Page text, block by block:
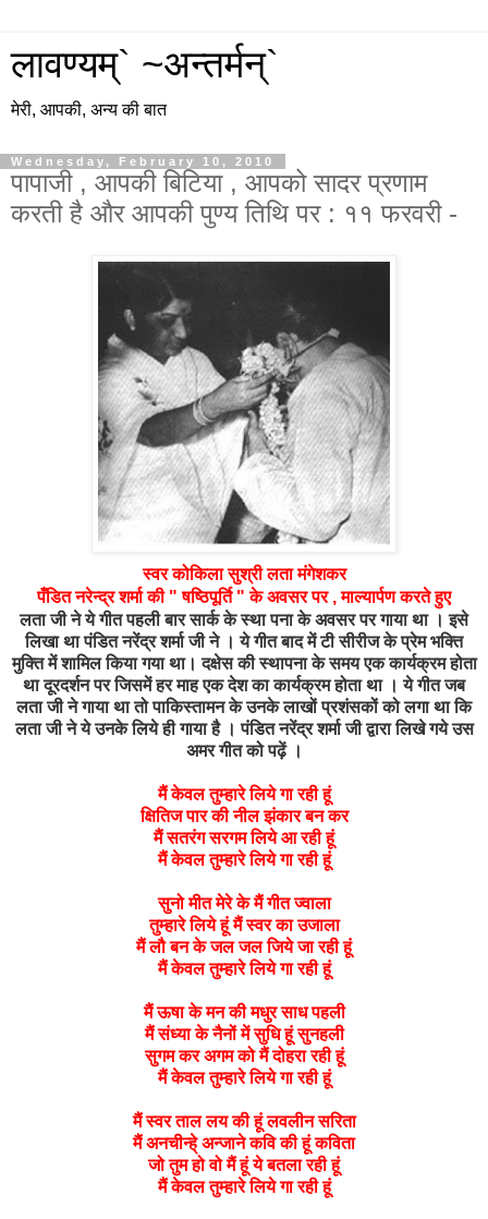
लावण्यम्` ~अन्तर्मन्`
मेरी, आपकी, अन्य की बात
Wednesday, February 10, 2010
पापाजी , आपकी बिटिया , आपको सादर प्रणाम
करती है और आपकी पुण्य तिथि पर : ११ फरवरी -
स्वर कोकिला सुश्री लता मंगेशकर
पँडित नरेन्द्र शर्मा की " षष्ठिपूर्ति " के अवसर पर , माल्यार्पण करते हुए
लता जी ने ये गीत पहली बार सार्क के स्था पना के अवसर पर गाया था । इसे
लिखा था पंडित नरेंद्र शर्मा जी ने । ये गीत बाद में टी सीरीज के प्रेम भक्ति
मुक्ति में शामिल किया गया था। दक्षेस की स्थापना के समय एक कार्यक्रम होता
था दूरदर्शन पर जिसमें हर माह एक देश का कार्यक्रम होता था । ये गीत जब
लता जी ने गाया था तो पाकिस्तामन के उनके लाखों प्रशंसकों को लगा था कि
लता जी ने ये उनके लिये ही गाया है । पंडित नरेंद्र शर्मा जी द्वारा लिखे गये उस
अमर गीत को पढ़ें ।
मैं केवल तुम्हारे लिये गा रही हूं
क्षितिज पार की नील झंकार बन कर
मैं सतरंग सरगम लिये आ रही हूं
मैं केवल तुम्हारे लिये गा रही हूं
सुनो मीत मेरे के मैं गीत ज्वाला
तुम्हारे लिये हूं मैं स्वर का उजाला
मैं लौ बन के जल जल जिये जा रही हूं
मैं केवल तुम्हारे लिये गा रही हूं
मैं ऊषा के मन की मधुर साध पहली
मैं संध्या के नैनों में सुधि हूं सुनहली
सुगम कर अगम को मैं दोहरा रही हूं
मैं केवल तुम्हारे लिये गा रही हूं
मैं स्वर ताल लय की हूं लवलीन सरिता
मैं अनचीन्हे् अन्जाने कवि की हूं कविता
जो तुम हो वो मैं हूं ये बतला रही हूं
मैं केवल तुम्हारे लिये गा रही हूं